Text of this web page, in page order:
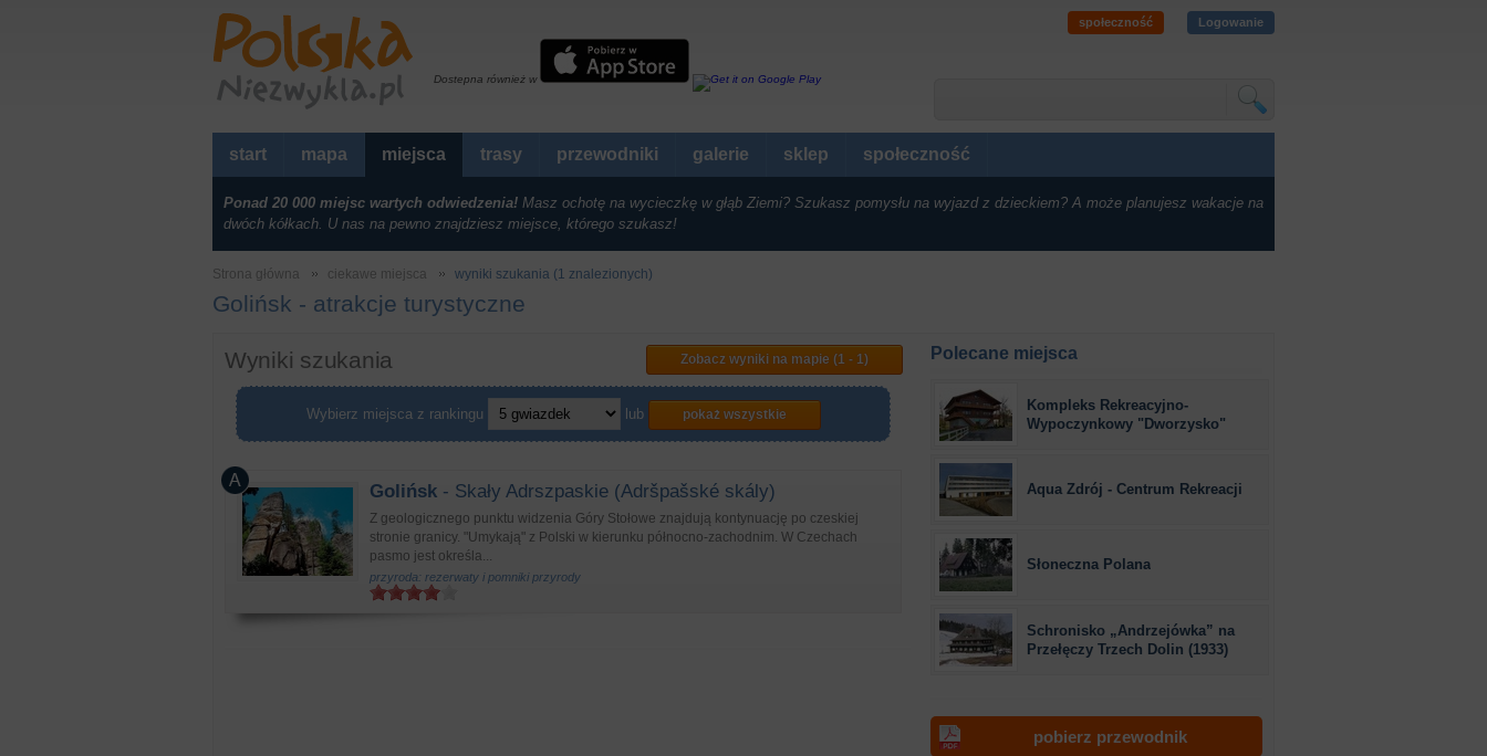
Dostepna również w
społeczność Logowanie
start mapa miejsca trasy przewodniki galerie sklep społeczność
Ponad 20 000 miejsc wartych odwiedzenia! Masz ochotę na wycieczkę w głąb Ziemi? Szukasz pomysłu na wyjazd z dzieckiem? A może planujesz wakacje na
dwóch kółkach. U nas na pewno znajdziesz miejsce, którego szukasz!
Strona główna ciekawe miejsca wyniki szukania (1 znalezionych)
Golińsk - atrakcje turystyczne
Wyniki szukania Zobacz wyniki na mapie (1 - 1)
Wybierz miejsca z rankingu lub pokaż wszystkie
Golińsk - Skały Adrszpaskie (Adršpašské skály)
Z geologicznego punktu widzenia Góry Stołowe znajdują kontynuację po czeskiej
stronie granicy. "Umykają" z Polski w kierunku północno-zachodnim. W Czechach
pasmo jest określa...
przyroda: rezerwaty i pomniki przyrody
Polecane miejsca
Kompleks Rekreacyjno-
Wypoczynkowy "Dworzysko"
Aqua Zdrój - Centrum Rekreacji
Słoneczna Polana
Schronisko „Andrzejówka” na
Przełęczy Trzech Dolin (1933)